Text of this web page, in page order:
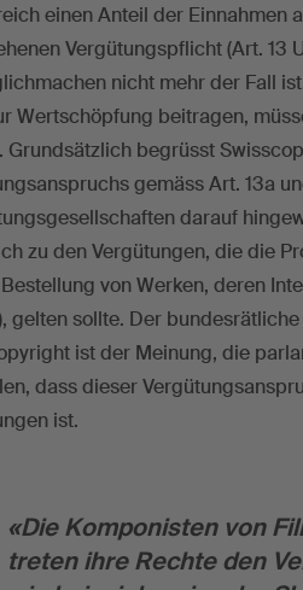
einen Anteil der Einnahmen
Vergütungspflicht (Art. 13
nicht mehr der Fall
Wertschöpfung beitragen,
Grundsätzlich begrüsst
gemäss Art. 13a
darauf
zu den Vergütungen, die die
von Werken, deren
gelten sollte. Der
ist der Meinung, die
dass dieser
ist.
«Die Komponisten von
treten ihre Rechte den